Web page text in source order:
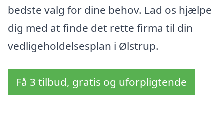
bedste valg for dine behov. Lad os hjælpe
dig med at finde det rette firma til din
vedligeholdelsesplan i Ølstrup.
Få 3 tilbud, gratis og uforpligtende